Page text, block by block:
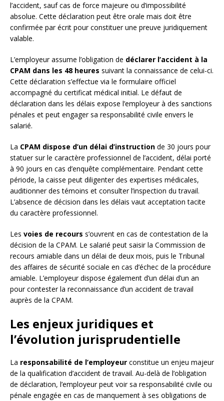
l’accident, sauf cas de force majeure ou d’impossibilité
absolue. Cette déclaration peut être orale mais doit être
confirmée par écrit pour constituer une preuve juridiquement
valable.
L’employeur assume l’obligation de déclarer l’accident à la
CPAM dans les 48 heures suivant la connaissance de celui-ci.
Cette déclaration s’effectue via le formulaire officiel
accompagné du certificat médical initial. Le défaut de
déclaration dans les délais expose l’employeur à des sanctions
pénales et peut engager sa responsabilité civile envers le
salarié.
La CPAM dispose d’un délai d’instruction de 30 jours pour
statuer sur le caractère professionnel de l’accident, délai porté
à 90 jours en cas d’enquête complémentaire. Pendant cette
période, la caisse peut diligenter des expertises médicales,
auditionner des témoins et consulter l’inspection du travail.
L’absence de décision dans les délais vaut acceptation tacite
du caractère professionnel.
Les voies de recours s’ouvrent en cas de contestation de la
décision de la CPAM. Le salarié peut saisir la Commission de
recours amiable dans un délai de deux mois, puis le Tribunal
des affaires de sécurité sociale en cas d’échec de la procédure
amiable. L’employeur dispose également d’un délai d’un an
pour contester la reconnaissance d’un accident de travail
auprès de la CPAM.
Les enjeux juridiques et
l’évolution jurisprudentielle
La responsabilité de l’employeur constitue un enjeu majeur
de la qualification d’accident de travail. Au-delà de l’obligation
de déclaration, l’employeur peut voir sa responsabilité civile ou
pénale engagée en cas de manquement à ses obligations de